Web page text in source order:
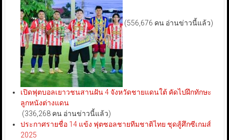
(556,676 คน อ่านข่าวนี้แล้ว)
เปิดฟุตบอลเยาวชนสานฝัน 4 จังหวัดชายแดนใต้ คัดไปฝึกทักษะ
ลูกหนังต่างแดน
(336,268 คน อ่านข่าวนี้แล้ว)
ประกาศรายชื่อ 14 แข้ง ฟุตซอลชายทีมชาติไทย ชุดสู้ศึกซีเกมส์
2025